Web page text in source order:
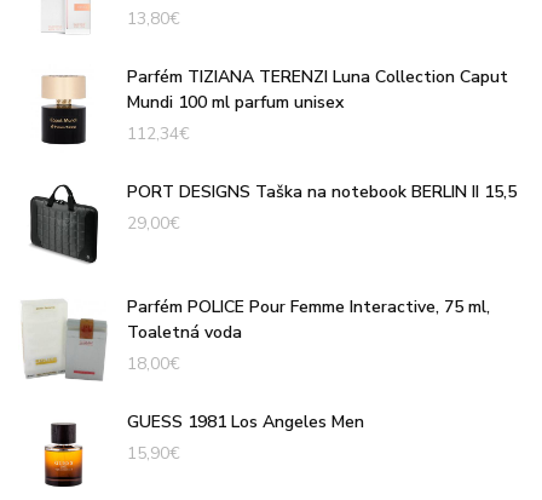
13,80€
Parfém TIZIANA TERENZI Luna Collection Caput
Mundi 100 ml parfum unisex
112,34€
PORT DESIGNS Taška na notebook BERLIN II 15,5
29,00€
Parfém POLICE Pour Femme Interactive, 75 ml,
Toaletná voda
18,00€
GUESS 1981 Los Angeles Men
15,90€